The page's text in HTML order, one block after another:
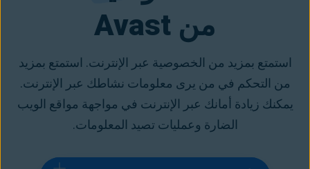
من Avast
استمتع بمزيد من الخصوصية عبر الإنترنت. استمتع بمزيد
من التحكم في من يرى معلومات نشاطك عبر الإنترنت.
يمكنك زيادة أمانك عبر الإنترنت في مواجهة مواقع الويب
الضارة وعمليات تصيد المعلومات.